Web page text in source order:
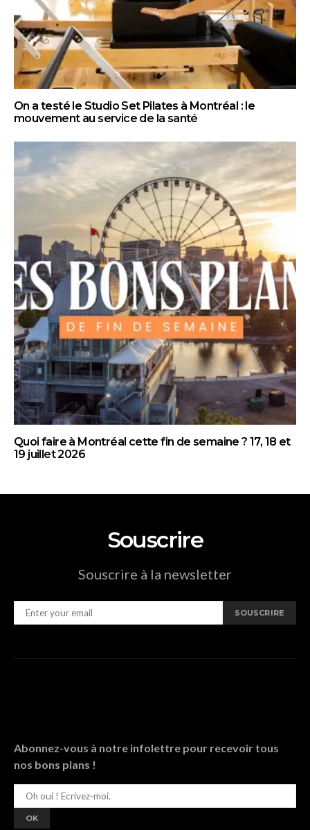
On a testé le Studio Set Pilates à Montréal : le
mouvement au service de la santé
Quoi faire à Montréal cette fin de semaine ? 17, 18 et
19 juillet 2026
Souscrire
Souscrire à la newsletter
SOUSCRIRE
Abonnez-vous à notre infolettre pour recevoir tous
nos bons plans !